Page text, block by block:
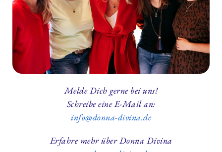
Melde Dich gerne bei uns!
Schreibe eine E-Mail an:
info@donna-divina.de
Erfahre mehr über Donna Divina